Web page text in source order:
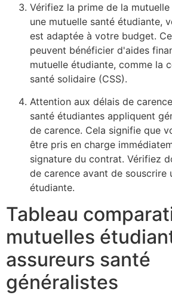
Vérifiez la prime de la
une mutuelle santé étudiante,
est adaptée à votre budget.
peuvent bénéficier d'aides
mutuelle étudiante, comme la
santé solidaire (CSS).
Attention aux délais de
santé étudiantes appliquent
de carence. Cela signifie que
être pris en charge
signature du contrat. Vérifiez
de carence avant de souscrire
étudiante.
Tableau
mutuelles
assureurs santé
généralistes